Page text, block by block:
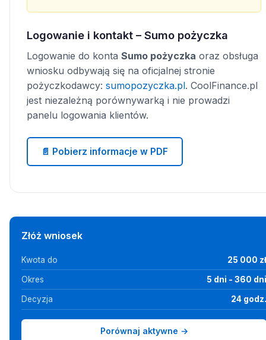
Logowanie i kontakt – Sumo pożyczka
Logowanie do konta Sumo pożyczka oraz obsługa
wniosku odbywają się na oficjalnej stronie
pożyczkodawcy: sumopozyczka.pl. CoolFinance.pl
jest niezależną porównywarką i nie prowadzi
panelu logowania klientów.
📄 Pobierz informacje w PDF
Złóż wniosek
Kwota do 25 000 zł
Okres 5 dni - 360 dni
Decyzja 24 godz.
Porównaj aktywne →